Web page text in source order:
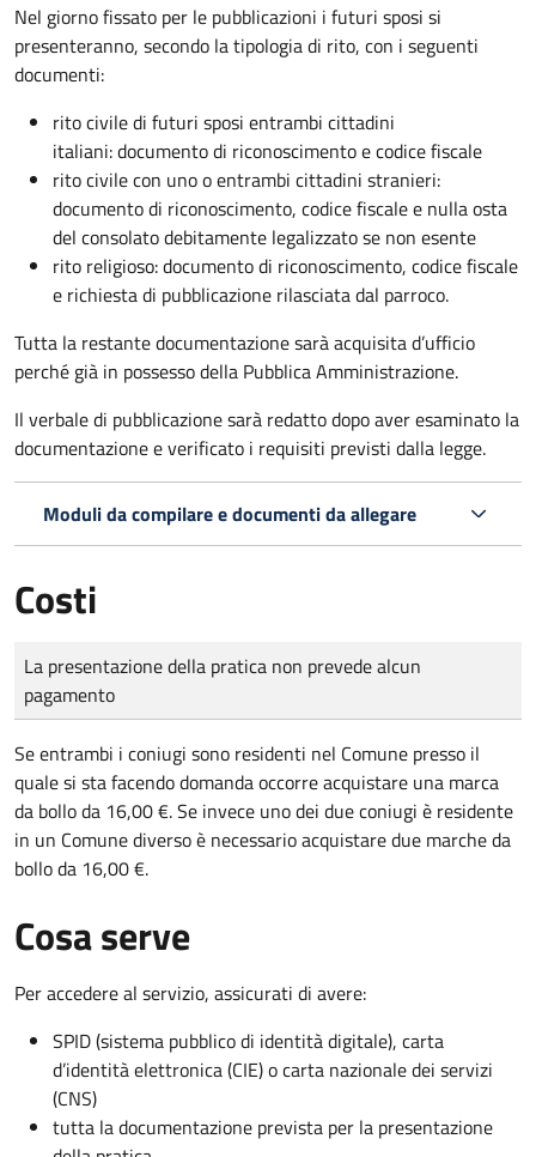
Nel giorno fissato per le pubblicazioni i futuri sposi si
presenteranno, secondo la tipologia di rito, con i seguenti
documenti:
rito civile di futuri sposi entrambi cittadini
italiani: documento di riconoscimento e codice fiscale
rito civile con uno o entrambi cittadini stranieri:
documento di riconoscimento, codice fiscale e nulla osta
del consolato debitamente legalizzato se non esente
rito religioso: documento di riconoscimento, codice fiscale
e richiesta di pubblicazione rilasciata dal parroco.
Tutta la restante documentazione sarà acquisita d’ufficio
perché già in possesso della Pubblica Amministrazione.
Il verbale di pubblicazione sarà redatto dopo aver esaminato la
documentazione e verificato i requisiti previsti dalla legge.
Moduli da compilare e documenti da allegare
Costi
Tipo di pagamento
Importo
La presentazione della pratica non prevede alcun
pagamento
Se entrambi i coniugi sono residenti nel Comune presso il
quale si sta facendo domanda occorre acquistare una marca
da bollo da 16,00 €. Se invece uno dei due coniugi è residente
in un Comune diverso è necessario acquistare due marche da
bollo da 16,00 €.
Cosa serve
Per accedere al servizio, assicurati di avere:
SPID (sistema pubblico di identità digitale), carta
d’identità elettronica (CIE) o carta nazionale dei servizi
(CNS)
tutta la documentazione prevista per la presentazione